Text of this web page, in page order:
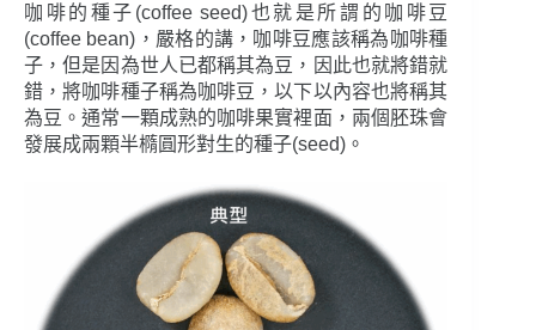
咖啡的種子(coffee seed)也就是所謂的咖啡豆
(coffee bean)，嚴格的講，咖啡豆應該稱為咖啡種
子，但是因為世人已都稱其為豆，因此也就將錯就
錯，將咖啡種子稱為咖啡豆，以下以內容也將稱其
為豆。通常一顆成熟的咖啡果實裡面，兩個胚珠會
發展成兩顆半橢圓形對生的種子(seed)。